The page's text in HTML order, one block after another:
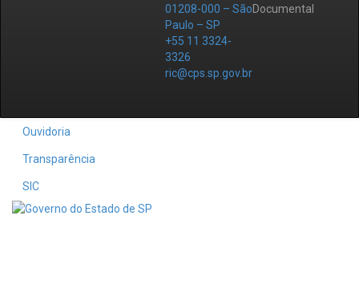
01208-000 – São
Paulo – SP
+55 11 3324-
3326
ric@cps.sp.gov.br
Documental
Ouvidoria
Transparência
SIC